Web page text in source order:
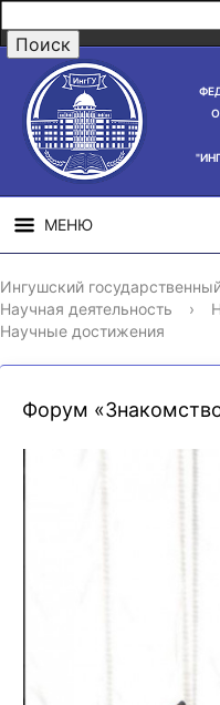
МЕНЮ
СВЕДЕНИЯ ОБ
ОБРАЗОВАТЕЛЬНОЙ
ОРГАНИЗАЦИИ
Ингушский
Научная деятельность
›
Научные достижения
Форум